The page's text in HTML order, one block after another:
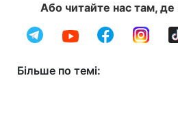
Або читайте нас там, де
Більше по темі: